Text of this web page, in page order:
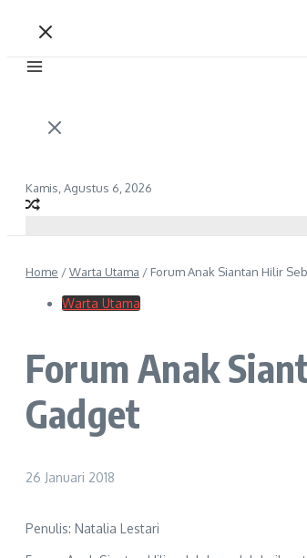
Kamis, Agustus 6, 2026
Home /Warta Utama / Forum Anak Siantan Hilir
Warta Utama
Forum Anak
Gadget
26 Januari 2018
Penulis: Natalia Lestari